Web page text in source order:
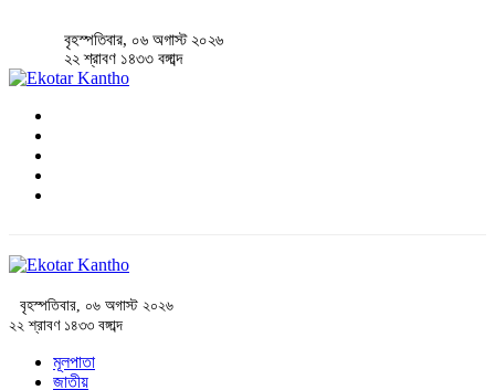
বৃহস্পতিবার, ০৬ অগাস্ট ২০২৬
২২ শ্রাবণ ১৪৩৩ বঙ্গাব্দ
বৃহস্পতিবার, ০৬ অগাস্ট ২০২৬
২২ শ্রাবণ ১৪৩৩ বঙ্গাব্দ
মূলপাতা
জাতীয়